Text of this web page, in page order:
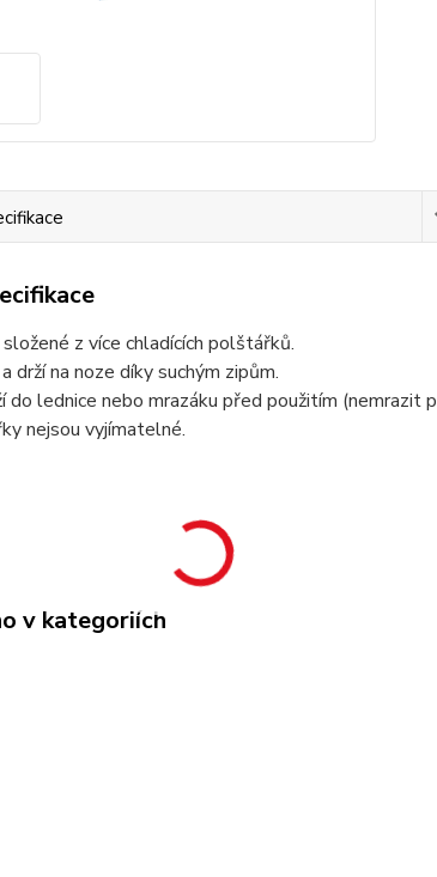
složené z více chladících polštářků.
drží na noze díky suchým zipům.
do lednice nebo mrazáku před použitím
nejsou vyjímatelné.
v kategoriích